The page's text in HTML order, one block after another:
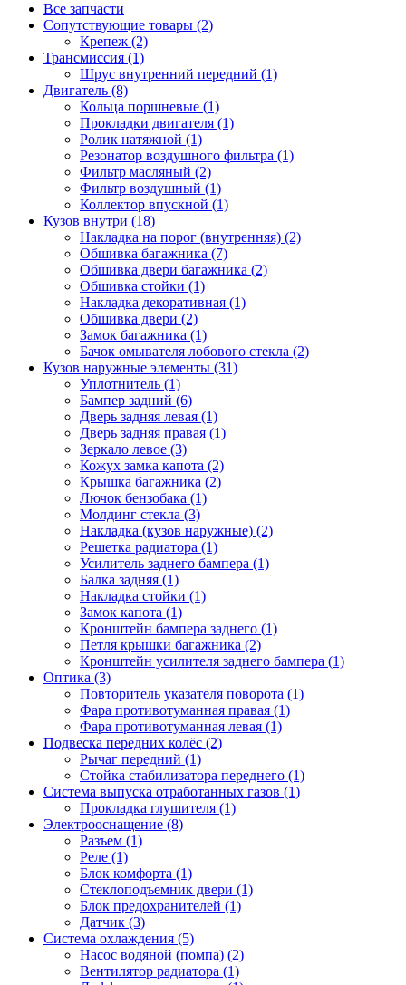
Все запчасти
Сопутствующие товары (2)
Крепеж (2)
Трансмиссия (1)
Шрус внутренний передний (1)
Двигатель (8)
Кольца поршневые (1)
Прокладки двигателя (1)
Ролик натяжной (1)
Резонатор воздушного фильтра (1)
Фильтр масляный (2)
Фильтр воздушный (1)
Коллектор впускной (1)
Кузов внутри (18)
Накладка на порог (внутренняя) (2)
Обшивка багажника (7)
Обшивка двери багажника (2)
Обшивка стойки (1)
Накладка декоративная (1)
Обшивка двери (2)
Замок багажника (1)
Бачок омывателя лобового стекла (2)
Кузов наружные элементы (31)
Уплотнитель (1)
Бампер задний (6)
Дверь задняя левая (1)
Дверь задняя правая (1)
Зеркало левое (3)
Кожух замка капота (2)
Крышка багажника (2)
Лючок бензобака (1)
Молдинг стекла (3)
Накладка (кузов наружные) (2)
Решетка радиатора (1)
Усилитель заднего бампера (1)
Балка задняя (1)
Накладка стойки (1)
Замок капота (1)
Кронштейн бампера заднего (1)
Петля крышки багажника (2)
Кронштейн усилителя заднего бампера (1)
Оптика (3)
Повторитель указателя поворота (1)
Фара противотуманная правая (1)
Фара противотуманная левая (1)
Подвеска передних колёс (2)
Рычаг передний (1)
Стойка стабилизатора переднего (1)
Система выпуска отработанных газов (1)
Прокладка глушителя (1)
Электрооснащение (8)
Разъем (1)
Реле (1)
Блок комфорта (1)
Стеклоподъемник двери (1)
Блок предохранителей (1)
Датчик (3)
Система охлаждения (5)
Насос водяной (помпа) (2)
Вентилятор радиатора (1)